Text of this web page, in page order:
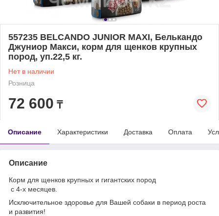
557235 BELCANDO JUNIOR MAXI, Белькандо
Джуниор Макси, корм для щенков крупных
пород, уп.22,5 кг.
Нет в наличии
Розница
72 600 ₸
Описание Характеристики Доставка Оплата
Описание
Корм для щенков крупных и гигантских пород
с 4-х месяцев.
Исключительное здоровье для Вашей собаки в период роста
и развития!